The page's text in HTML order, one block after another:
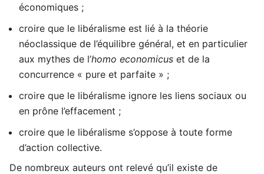
économiques ;
croire que le libéralisme est lié à la théorie
néoclassique de l’équilibre général, et en particulier
aux mythes de l’homo economicus et de la
concurrence « pure et parfaite » ;
croire que le libéralisme ignore les liens sociaux ou
en prône l’effacement ;
croire que le libéralisme s’oppose à toute forme
d’action collective.
De nombreux auteurs ont relevé qu’il existe de